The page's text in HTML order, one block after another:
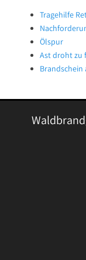
Tragehilfe
Ölspur
Ast droht zu
Brandschein